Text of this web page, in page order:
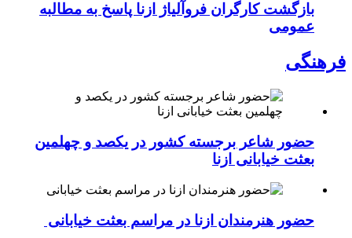
بازگشت کارگران فروآلیاژ ازنا پاسخ به مطالبه
عمومی
فرهنگی
حضور شاعر برجسته کشور در یکصد و چهلمین
بعثت خیابانی ازنا
حضور هنرمندان ازنا در مراسم بعثت خیابانی